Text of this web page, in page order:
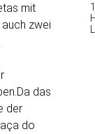
mit
zwei
das
der
do